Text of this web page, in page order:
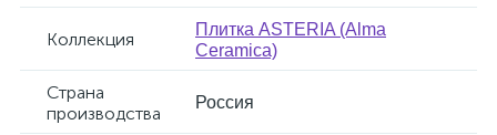
Коллекция
Плитка ASTERIA (Alma
Ceramica)
Страна
производства
Россия